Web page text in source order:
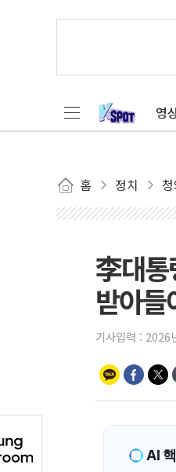
영
홈 정치
李대
받아
기사입력 : 2026
AI